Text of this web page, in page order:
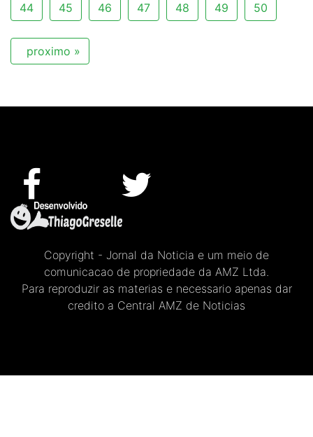
44 45 46 47 48 49 50
proximo »
Copyright - Jornal da Noticia e um meio de
comunicacao de propriedade da AMZ Ltda.
Para reproduzir as materias e necessario apenas dar
credito a Central AMZ de Noticias